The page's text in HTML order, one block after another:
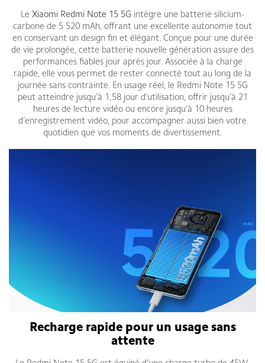
Le Xiaomi Redmi Note 15 5G intègre une batterie silicium-
carbone de 5 520 mAh, offrant une excellente autonomie tout
en conservant un design fin et élégant. Conçue pour une durée
de vie prolongée, cette batterie nouvelle génération assure des
performances fiables jour après jour. Associée à la charge
rapide, elle vous permet de rester connecté tout au long de la
journée sans contrainte. En usage réel, le Redmi Note 15 5G
peut atteindre jusqu’à 1,58 jour d’utilisation, offrir jusqu’à 21
heures de lecture vidéo ou encore jusqu’à 10 heures
d’enregistrement vidéo, pour accompagner aussi bien votre
quotidien que vos moments de divertissement.
Recharge rapide pour un usage sans
attente